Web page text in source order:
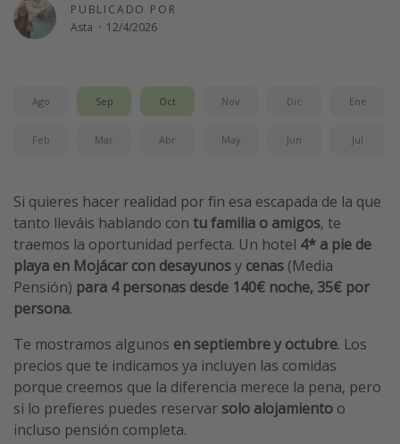
Viajes para singles
Escapadas románticas
Más temas
Guía de equipaje de mano
Parques de atracciones
Viaja con musicales
El Rey León el musical
Eventos deportivos
PUBLICADO POR
Asta · 12/4/2026
Ago Sep Oct Nov Dic Ene
Feb Mar Abr May Jun Jul
Si quieres hacer realidad por fin esa escapada de la que
tanto lleváis hablando con tu familia o amigos, te
traemos la oportunidad perfecta. Un hotel 4* a pie de
playa en Mojácar con desayunosy cenas (Media
Pensión) para 4 personas desde 140€ noche, 35€ por
persona.
Te mostramos algunos en septiembre y octubre. Los
precios que te indicamos ya incluyen las comidas
porque creemos que la diferencia merece la pena, pero
si lo prefieres puedes reservar solo alojamiento o
incluso pensión completa.